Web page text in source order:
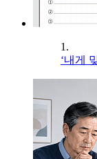
1.
‘내게